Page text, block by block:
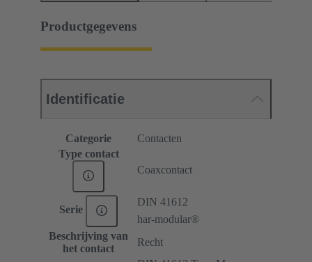
Productgegevens
Identificatie
Categorie
Contacten
Type contact
Coaxcontact
Serie
DIN 41612
har-modular®
Beschrijving van
het contact
Recht